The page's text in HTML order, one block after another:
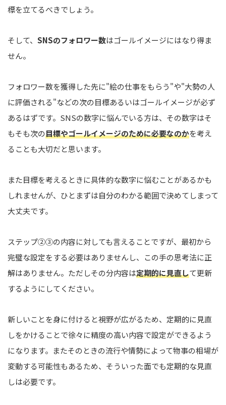
標を立てるべきでしょう。
そして、 SNSのフォロワー数はゴールイメージにはなり得ま
せん。
フォロワー数を獲得した先に"絵の仕事をもらう"や"大勢の人
に評価される"などの次の目標あるいはゴールイメージが必ず
あるはずです。SNSの数字に悩んでいる方は、その数字はそ
もそも次の目標やゴールイメージのために必要なのかを考え
ることも大切だと思います。
また目標を考えるときに具体的な数字に悩むことがあるかも
しれませんが、ひとまずは自分のわかる範囲で決めてしまって
大丈夫です。
ステップ②③の内容に対しても言えることですが、最初から
完璧な設定をする必要はありませんし、この手の思考法に正
解はありません。ただしその分内容は定期的に見直して更新
するようにしてください。
新しいことを身に付けると視野が広がるため、定期的に見直
しをかけることで徐々に精度の高い内容で設定ができるよう
になります。またそのときの流行や情勢によって物事の相場が
変動する可能性もあるため、そういった面でも定期的な見直
しは必要です。